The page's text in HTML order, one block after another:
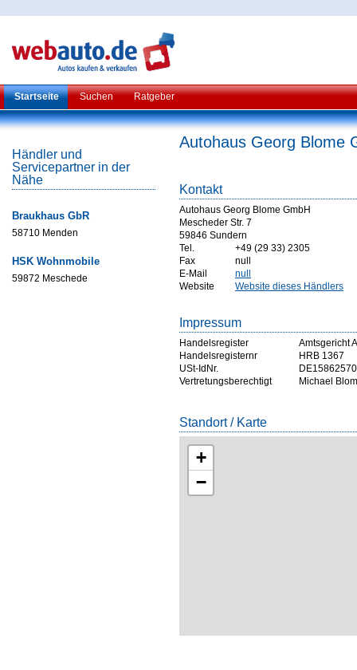
Startseite Suchen Ratgeber
Händler und
Servicepartner in der
Nähe
Braukhaus GbR
58710 Menden
HSK Wohnmobile
59872 Meschede
Autohaus Georg Blome
Kontakt
Autohaus Georg Blome GmbH
Mescheder Str. 7
59846 Sundern
Tel.
+49 (29 33) 2305
Fax
null
E-Mail
null
Website
Website dieses Händlers
Impressum
Handelsregister
Amtsgericht
Handelsregisternr
HRB 1367
USt-IdNr.
Vertretungsberechtigt
Michael
Standort / Karte
+
−